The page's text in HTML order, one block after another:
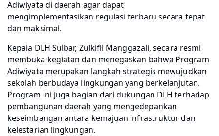
Adiwiyata di daerah agar dapat
mengimplementasikan regulasi terbaru secara tepat
dan maksimal.
Kepala DLH Sulbar, Zulkifli Manggazali, secara resmi
membuka kegiatan dan menegaskan bahwa Program
Adiwiyata merupakan langkah strategis mewujudkan
sekolah berbudaya lingkungan yang berkelanjutan.
Program ini juga bagian dari dukungan DLH terhadap
pembangunan daerah yang mengedepankan
keseimbangan antara kemajuan infrastruktur dan
kelestarian lingkungan.